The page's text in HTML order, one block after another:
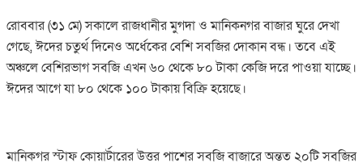
রোববার (৩১ মে) সকালে রাজধানীর মুগদা ও মানিকনগর বাজার ঘুরে দেখা
গেছে, ঈদের চতুর্থ দিনেও অর্ধেকের বেশি সবজির দোকান বন্ধ। তবে এই
অঞ্চলে বেশিরভাগ সবজি এখন ৬০ থেকে ৮০ টাকা কেজি দরে পাওয়া যাচ্ছে।
ঈদের আগে যা ৮০ থেকে ১০০ টাকায় বিক্রি হয়েছে।
মানিকগর স্টাফ কোয়ার্টারের উত্তর পাশের সবজি বাজারে অন্তত ২০টি সবজির